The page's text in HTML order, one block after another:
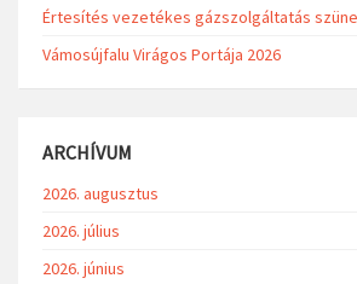
Értesítés vezetékes gázszolgáltatás
Vámosújfalu Virágos Portája 2026
ARCHÍVUM
2026. augusztus
2026. július
2026. június